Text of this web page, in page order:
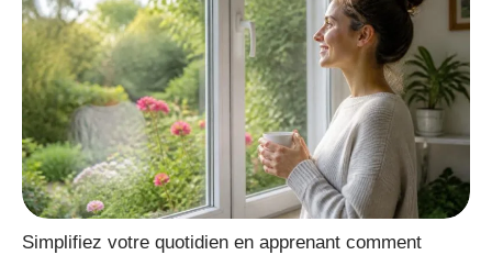
Simplifiez votre quotidien en apprenant comment